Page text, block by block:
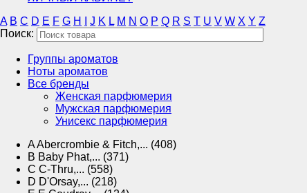
A B C D E F G H J K L M N O P Q R S T U V W X Y Z
Поиск:
Группы ароматов
Ноты ароматов
Все бренды
Женская парфюмерия
Мужская парфюмерия
Унисекс парфюмерия
AAbercrombie & Fitch,... (408)
B Baby Phat,... (371)
C C-Thru,... (558)
D D'Orsay,... (218)